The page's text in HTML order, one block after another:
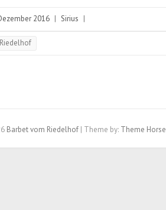
2016 | Sirius |
Barbet vom Riedelhof | Theme by: Theme Horse